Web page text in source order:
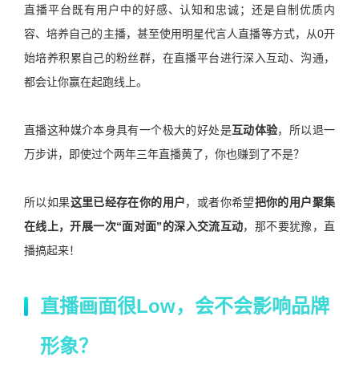
直播平台既有用户中的好感、认知和忠诚；还是自制优质内
容、培养自己的主播，甚至使用明星代言人直播等方式，从0开
始培养积累自己的粉丝群，在直播平台进行深入互动、沟通，
都会让你赢在起跑线上。
直播这种媒介本身具有一个极大的好处是互动体验，所以退一
万步讲，即使过个两年三年直播黄了，你也赚到了不是？
所以如果这里已经存在你的用户，或者你希望把你的用户聚集
在线上，开展一次“面对面”的深入交流互动，那不要犹豫，直
播搞起来！
直播画面很Low，会不会影响品牌
形象？